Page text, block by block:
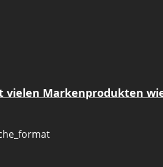
vielen Markenprodukten